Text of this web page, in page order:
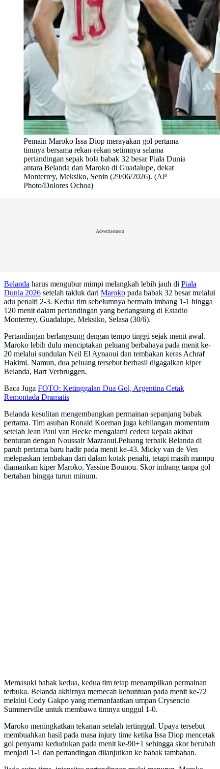
Pemain Maroko Issa Diop merayakan gol pertama
timnya bersama rekan-rekan setimnya selama
pertandingan sepak bola babak 32 besar Piala Dunia
antara Belanda dan Maroko di Guadalupe, dekat
Monterrey, Meksiko, Senin (29/06/2026). (AP
Photo/Dolores Ochoa)
Advertisement
Belanda harus mengubur mimpi melangkah lebih jauh di Piala
Dunia 2026 setelah takluk dari Maroko pada babak 32 besar melalui
adu penalti 2-3. Kedua tim sebelumnya bermain imbang 1-1 hingga
120 menit dalam pertandingan yang berlangsung di Estadio
Monterrey, Guadalupe, Meksiko, Selasa (30/6).
Pertandingan berlangsung dengan tempo tinggi sejak menit awal.
Maroko lebih dulu menciptakan peluang berbahaya pada menit ke-
20 melalui sundulan Neil El Aynaoui dan tembakan keras Achraf
Hakimi. Namun, dua peluang tersebut berhasil digagalkan kiper
Belanda, Bart Verbruggen.
Baca Juga FOTO: Ketinggalan Dua Gol, Argentina Cetak
Remontada Dramatis
Belanda kesulitan mengembangkan permainan sepanjang babak
pertama. Tim asuhan Ronald Koeman juga kehilangan momentum
setelah Jean Paul van Hecke mengalami cedera kepala akibat
benturan dengan Noussair Mazraoui.Peluang terbaik Belanda di
paruh pertama baru hadir pada menit ke-43. Micky van de Ven
melepaskan tembakan dari dalam kotak penalti, tetapi masih mampu
diamankan kiper Maroko, Yassine Bounou. Skor imbang tanpa gol
bertahan hingga turun minum.
Memasuki babak kedua, kedua tim tetap menampilkan permainan
terbuka. Belanda akhirnya memecah kebuntuan pada menit ke-72
melalui Cody Gakpo yang memanfaatkan umpan Crysencio
Summerville untuk membawa timnya unggul 1-0.
Maroko meningkatkan tekanan setelah tertinggal. Upaya tersebut
membuahkan hasil pada masa injury time ketika Issa Diop mencetak
gol penyama kedudukan pada menit ke-90+1 sehingga skor berubah
menjadi 1-1 dan pertandingan dilanjutkan ke babak tambahan.